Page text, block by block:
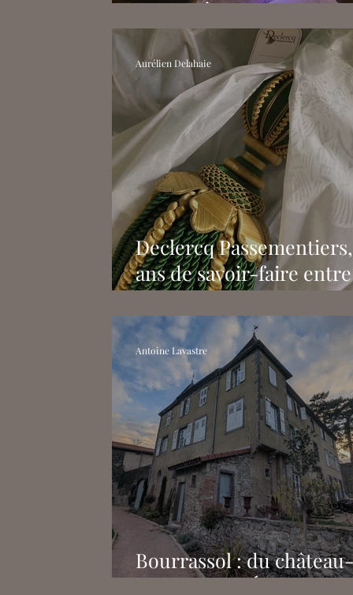
Moyen Âge et la
: de Moulins à Montluçon
Declercq Passementiers,
ans de savoir-faire entre
mains de généreux
donateurs
Aurélien Delahaie
Bourrassol : du château-
à la prison d’État
Antoine Lavastre